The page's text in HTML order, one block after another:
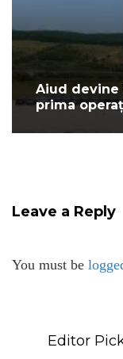
Aiud devine
prima
Leave a Reply
You must be
Editor